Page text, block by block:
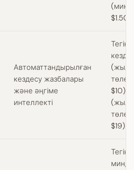
$1.50)
Автоматтандырылған
кездесу жазбалары
және әңгіме
интеллекті
Тегін
(жыл
$10) /
(жыл
$19)
Тегін
мин,